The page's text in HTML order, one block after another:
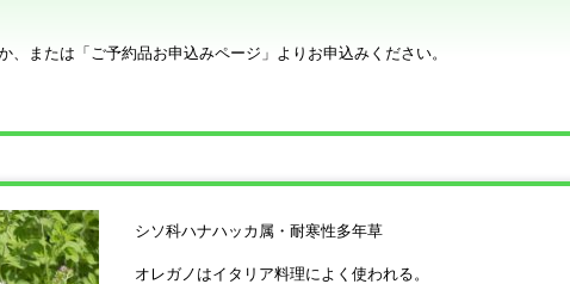
、または「ご予約品お申込みページ」よりお申込みください。
シソ科ハナハッカ属・耐寒性多年草
オレガノはイタリア料理によく使われる。